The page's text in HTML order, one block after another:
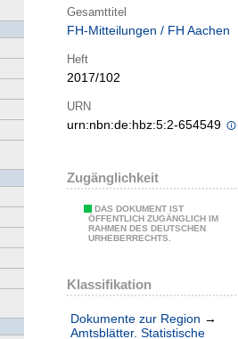
Gesamttitel
FH-Mitteilungen / FH Aachen
Heft
2017/102
URN
urn:nbn:de:hbz:5:2-654549
Zugänglichkeit
DAS DOKUMENT IST
ÖFFENTLICH ZUGÄNGLICH IM
RAHMEN DES DEUTSCHEN
URHEBERRECHTS.
Klassifikation
Dokumente zur Region →
Amtsblätter. Statistische